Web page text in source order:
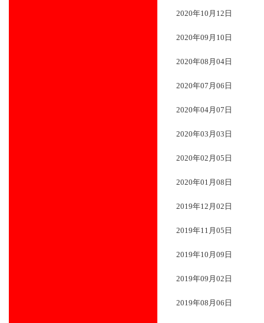
2020年10月12日
2020年09月10日
2020年08月04日
2020年07月06日
2020年04月07日
2020年03月03日
2020年02月05日
2020年01月08日
2019年12月02日
2019年11月05日
2019年10月09日
2019年09月02日
2019年08月06日